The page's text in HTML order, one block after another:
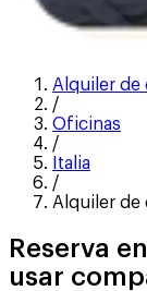
Alquiler de
/
Oficinas
/
Italia
/
Alquiler de
Reserva
usar